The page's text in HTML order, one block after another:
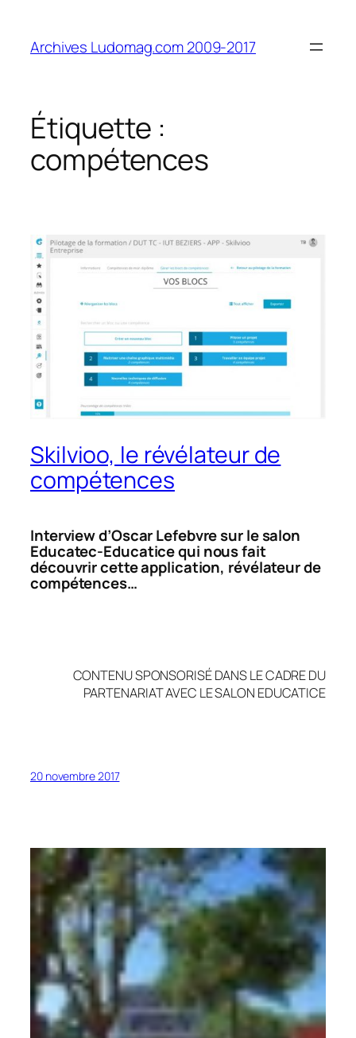
contenu
Archives Ludomag.com 2009-2017
Étiquette :
compétences
Skilvioo, le révélateur de
compétences
Interview d’Oscar Lefebvre sur le salon
Educatec-Educatice qui nous fait
découvrir cette application, révélateur de
compétences…
CONTENU SPONSORISÉ DANS LE CADRE DU
PARTENARIAT AVEC LE SALON EDUCATICE
20 novembre 2017